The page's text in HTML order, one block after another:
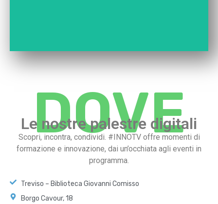
DOVE
Le nostre palestre digitali
Scopri, incontra, condividi. #INNOTV offre momenti di
formazione e innovazione, dai un’occhiata agli eventi in
programma.
Treviso – Biblioteca Giovanni Comisso
Borgo Cavour, 18